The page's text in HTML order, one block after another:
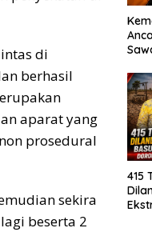
di
berhasil
aparat yang
prosedural
sekira
beserta 2
415